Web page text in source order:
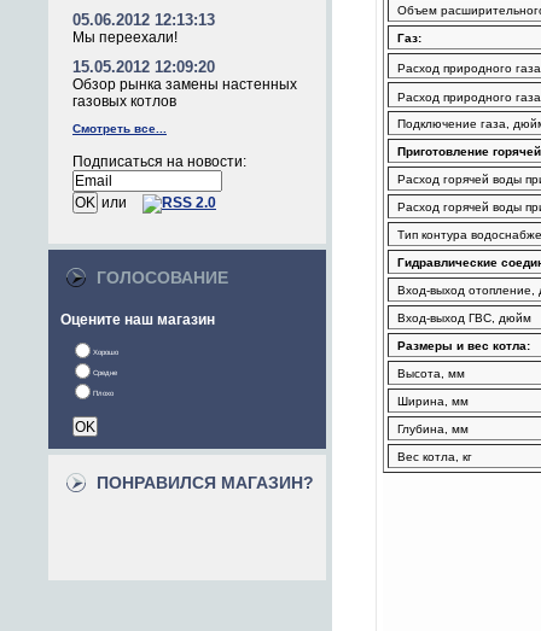
05.06.2012 12:13:13
Мы переехали!
15.05.2012 12:09:20
Обзор рынка замены настенных
газовых котлов
Смотреть все...
Подписаться на новости:
или
ГОЛОСОВАНИЕ
Оцените наш магазин
Хорошо
Средне
Плохо
ПОНРАВИЛСЯ МАГАЗИН?
Объем
Газ:
Расход природного
Расход природного
Подключение газа,
Приготовление
Расход горячей воды
Расход горячей воды
Тип контура
Гидравлические
Вход-выход
Вход-выход ГВС, дюйм
Размеры и вес котла:
Высота, мм
Ширина, мм
Глубина, мм
Вес котла, кг